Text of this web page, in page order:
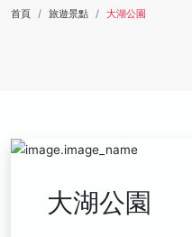
首頁 旅遊景點 大湖公園
大湖公園